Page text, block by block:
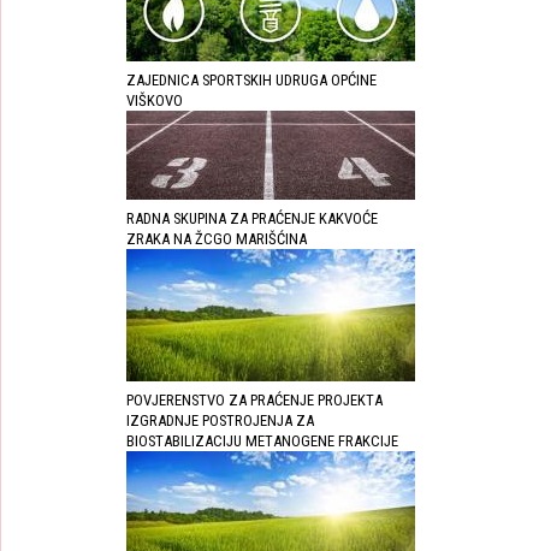
ZAJEDNICA SPORTSKIH UDRUGA OPĆINE
VIŠKOVO
RADNA SKUPINA ZA PRAĆENJE KAKVOĆE
ZRAKA NA ŽCGO MARIŠĆINA
POVJERENSTVO ZA PRAĆENJE PROJEKTA
IZGRADNJE POSTROJENJA ZA
BIOSTABILIZACIJU METANOGENE FRAKCIJE